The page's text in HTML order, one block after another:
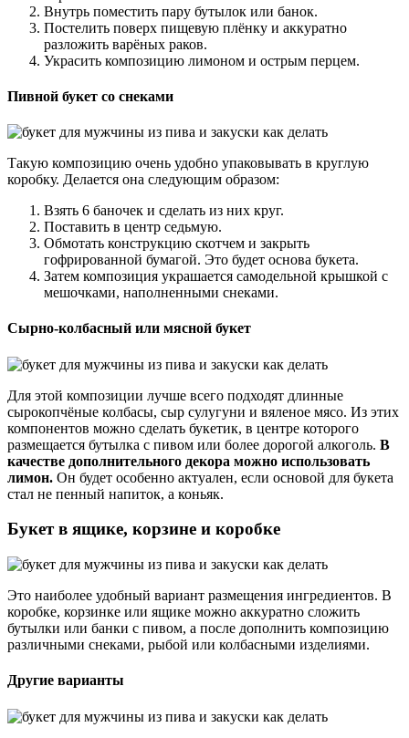
Внутрь поместить пару бутылок или банок.
Постелить поверх пищевую плёнку и аккуратно
разложить варёных раков.
Украсить композицию лимоном и острым перцем.
Пивной букет со снеками
Такую композицию очень удобно упаковывать в круглую
коробку. Делается она следующим образом:
Взять 6 баночек и сделать из них круг.
Поставить в центр седьмую.
Обмотать конструкцию скотчем и закрыть
гофрированной бумагой. Это будет основа букета.
Затем композиция украшается самодельной крышкой с
мешочками, наполненными снеками.
Сырно-колбасный или мясной букет
Для этой композиции лучше всего подходят длинные
сырокопчёные колбасы, сыр сулугуни и вяленое мясо. Из этих
компонентов можно сделать букетик, в центре которого
размещается бутылка с пивом или более дорогой алкоголь. В
качестве дополнительного декора можно использовать
лимон. Он будет особенно актуален, если основой для букета
стал не пенный напиток, а коньяк.
Букет в ящике, корзине и коробке
Это наиболее удобный вариант размещения ингредиентов. В
коробке, корзинке или ящике можно аккуратно сложить
бутылки или банки с пивом, а после дополнить композицию
различными снеками, рыбой или колбасными изделиями.
Другие варианты